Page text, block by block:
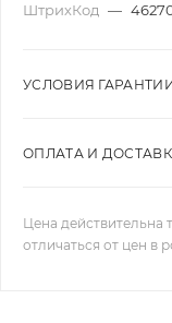
ШтрихКод —
УСЛОВИЯ
ОПЛАТА И
Цена действительна
отличаться от цен в